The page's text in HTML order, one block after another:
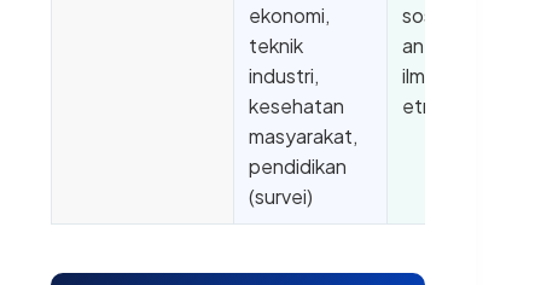
ekonomi,
teknik
industri,
kesehatan
masyarakat,
pendidikan
(survei)
sosiologi,
antropologi,
ilmu politik,
etnografi